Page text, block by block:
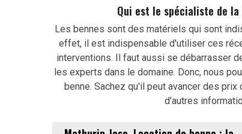
Qui est le spécialiste de
Les bennes sont des matériels qui sont
effet, il est indispensable d'utiliser ces
interventions. Il faut aussi se débarrasser
les experts dans le domaine. Donc, nous
benne. Sachez qu'il peut avancer des
d'autres